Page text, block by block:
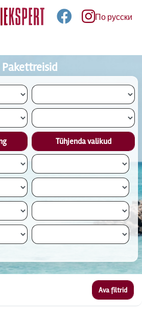
По русски
Pakettreisid
Tühjenda valikud
Ava filtrid